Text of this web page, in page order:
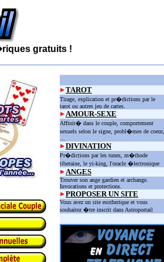
gratuits !
TAROT
Tirage, explication et pr�dictions par le
tarot ou autres jeu de cartes.
AMOUR-SEXE
Affinit� dans le couple, comportement
sexuels selon le signe, probl�mes de coeur,
DIVINATION
Pr�dictions par les runes, m�thode
tibetaine, le yi-king, l'oracle �lectronique
ANGES
Trouver son ange gardien et archange.
Invocations et protections.
PROPOSER UN SITE
Vous avez un site esotherique et vous
souhaitez �tre inscrit dans Astroportail